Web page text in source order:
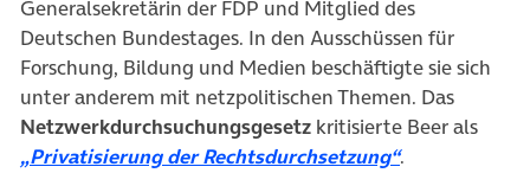
Generalsekretärin der FDP und Mitglied des
Deutschen Bundestages. In den Ausschüssen für
Forschung, Bildung und Medien beschäftigte sie sich
unter anderem mit netzpolitischen Themen. Das
Netzwerkdurchsuchungsgesetz kritisierte Beer als
„Privatisierung der Rechtsdurchsetzung“(öffnet in
.